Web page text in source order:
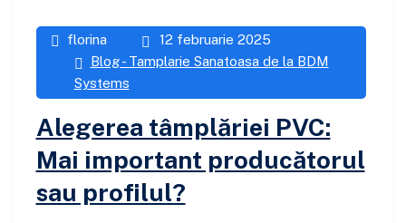
florina
12 februarie 2025
Blog - Tamplarie Sanatoasa de la BDM
Systems
Alegerea tâmplăriei PVC:
Mai important producătorul
sau profilul?